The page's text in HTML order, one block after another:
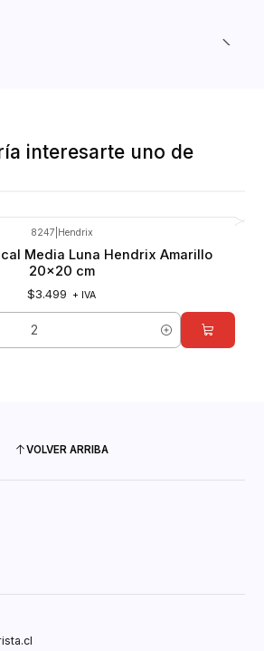
interesarte uno de
8247 Hendrix
Media Luna Hendrix Amarillo
20x20 cm
$3.499 + IVA
VOLVER ARRIBA